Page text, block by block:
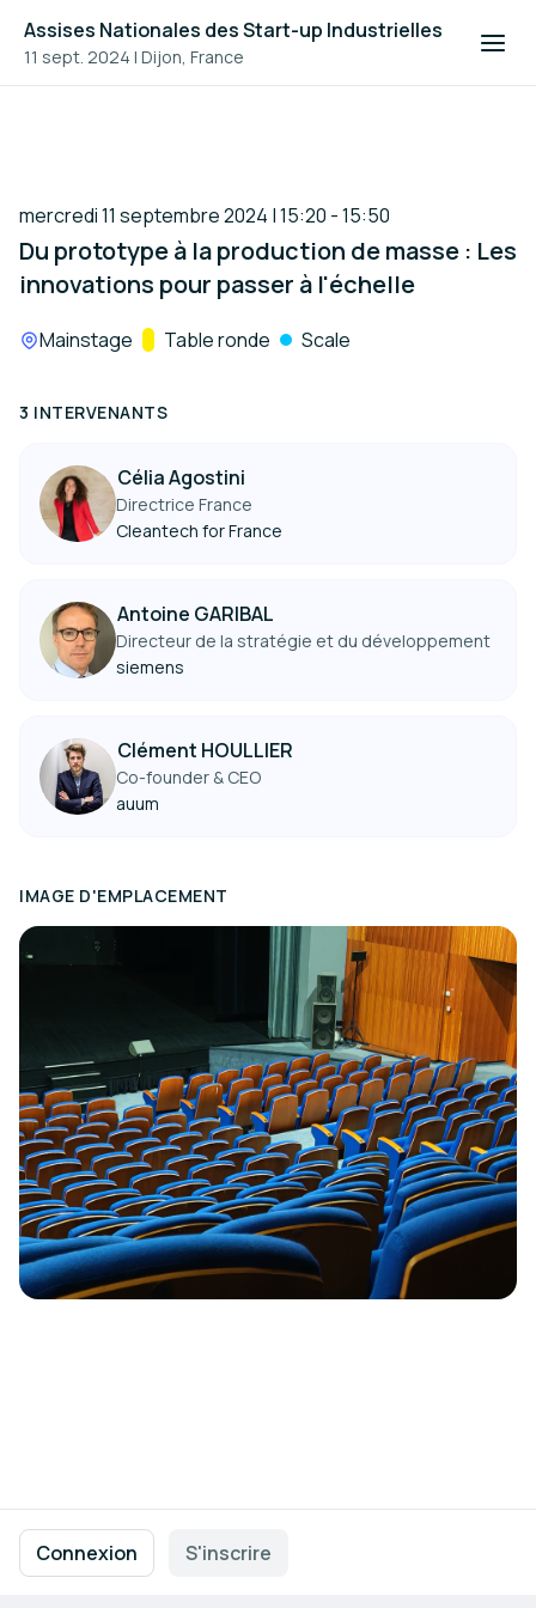
Assises Nationales des Start-up Industrielles
11 sept. 2024 | Dijon, France
Connexion S'inscrire
mercredi 11 septembre 2024 | 15:20 - 15:50
Du prototype à la production de masse : Les
innovations pour passer à l'échelle
Lieu :
Mainstage Track :
Table ronde Scale
3 INTERVENANTS
Célia Agostini
Directrice France
Cleantech for France
Antoine GARIBAL
Directeur de la stratégie et du développement
siemens
Clément HOULLIER
Co-founder & CEO
auum
IMAGE D'EMPLACEMENT
Navigation en pied de page
Conditions d'utilisationPolitique de confidentialité
Mentions légales